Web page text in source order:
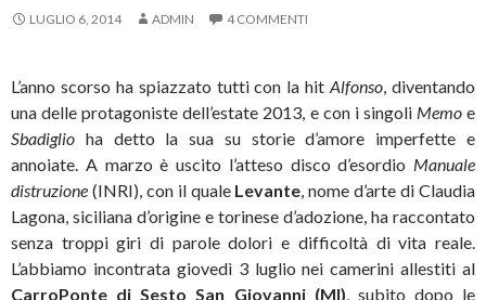
LUGLIO 6, 2014 ADMIN 4 COMMENTI
L’anno scorso ha spiazzato tutti con la hitAlfonso , diventando
una delle protagoniste dell’estate 2013, e con i singoli Memoe
Sbadiglio ha detto la sua su storie d’amore imperfette e
annoiate. A marzo è uscito l’atteso disco d’esordio Manuale
distruzione (INRI), con il quale Levante , nome d’arte di Claudia
Lagona, siciliana d’origine e torinese d’adozione, ha raccontato
senza troppi giri di parole dolori e difficoltà di vita reale.
L’abbiamo incontrata giovedì 3 luglio nei camerini allestiti al
CarroPonte di Sesto San Giovanni (MI) , subito dopo le